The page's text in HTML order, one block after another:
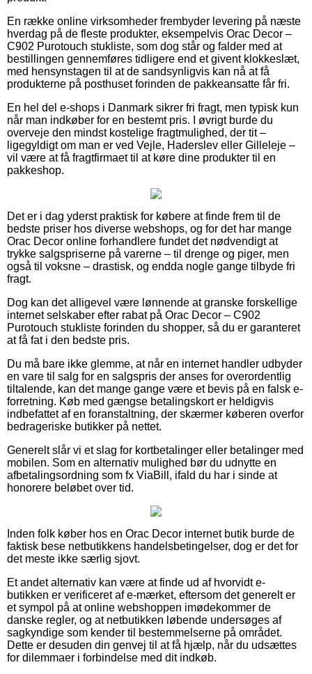
En række online virksomheder frembyder levering på næste
hverdag på de fleste produkter, eksempelvis Orac Decor –
C902 Purotouch stukliste, som dog står og falder med at
bestillingen gennemføres tidligere end et givent klokkeslæt,
med hensynstagen til at de sandsynligvis kan nå at få
produkterne på posthuset forinden de pakkeansatte får fri.
En hel del e-shops i Danmark sikrer fri fragt, men typisk kun
når man indkøber for en bestemt pris. I øvrigt burde du
overveje den mindst kostelige fragtmulighed, der tit –
ligegyldigt om man er ved Vejle, Haderslev eller Gilleleje –
vil være at få fragtfirmaet til at køre dine produkter til en
pakkeshop.
Det er i dag yderst praktisk for købere at finde frem til de
bedste priser hos diverse webshops, og for det har mange
Orac Decor online forhandlere fundet det nødvendigt at
trykke salgspriserne på varerne – til drenge og piger, men
også til voksne – drastisk, og endda nogle gange tilbyde fri
fragt.
Dog kan det alligevel være lønnende at granske forskellige
internet selskaber efter rabat på Orac Decor – C902
Purotouch stukliste forinden du shopper, så du er garanteret
at få fat i den bedste pris.
Du må bare ikke glemme, at når en internet handler udbyder
en vare til salg for en salgspris der anses for overordentlig
tiltalende, kan det mange gange være et bevis på en falsk e-
forretning. Køb med gængse betalingskort er heldigvis
indbefattet af en foranstaltning, der skærmer køberen overfor
bedrageriske butikker på nettet.
Generelt slår vi et slag for kortbetalinger eller betalinger med
mobilen. Som en alternativ mulighed bør du udnytte en
afbetalingsordning som fx ViaBill, ifald du har i sinde at
honorere beløbet over tid.
Inden folk køber hos en Orac Decor internet butik burde de
faktisk bese netbutikkens handelsbetingelser, dog er det for
det meste ikke særlig sjovt.
Et andet alternativ kan være at finde ud af hvorvidt e-
butikken er verificeret af e-mærket, eftersom det generelt er
et sympol på at online webshoppen imødekommer de
danske regler, og at netbutikken løbende undersøges af
sagkyndige som kender til bestemmelserne på området.
Dette er desuden din genvej til at få hjælp, når du udsættes
for dilemmaer i forbindelse med dit indkøb.